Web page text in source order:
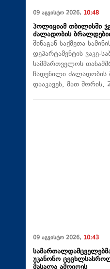
09 აგვისტო 2026, 10:48
პოლიციამ თბილისში
ძალადობის
შინაგან საქმეთა
დეპარტამენტის ვაკე-
სამმართველოს
ჩადენილი
დააკავეს, მათ
09 აგვისტო 2026, 10:43
უკანონო